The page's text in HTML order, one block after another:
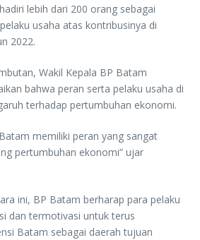
lebih dari 200 orang sebagai
usaha atas kontribusinya di
2022.
Wakil Kepala BP Batam
bahwa peran serta pelaku usaha di
terhadap pertumbuhan ekonomi.
memiliki peran yang sangat
pertumbuhan ekonomi” ujar
ini, BP Batam berharap para pelaku
dan termotivasi untuk terus
Batam sebagai daerah tujuan